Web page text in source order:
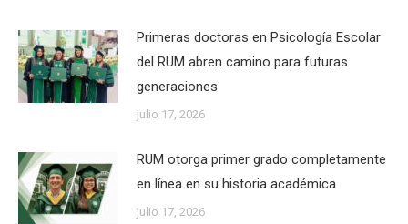
Primeras doctoras en Psicología Escolar
del RUM abren camino para futuras
generaciones
julio 17, 2026
RUM otorga primer grado completamente
en línea en su historia académica
julio 17, 2026